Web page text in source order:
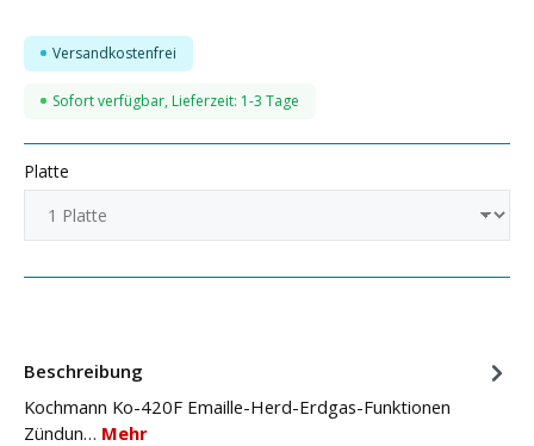
Versandkostenfrei
Sofort verfügbar, Lieferzeit: 1-3 Tage
Platte
Beschreibung
Kochmann Ko-420F Emaille-Herd-Erdgas-Funktionen
Zündun… Mehr